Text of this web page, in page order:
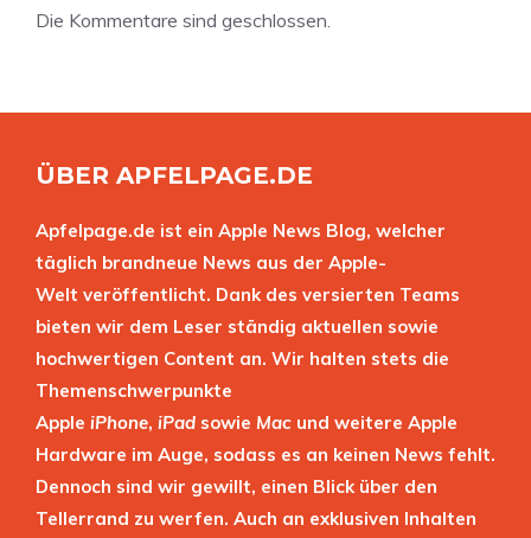
Die Kommentare sind geschlossen.
ÜBER APFELPAGE.DE
Apfelpage.de ist ein Apple News Blog, welcher
täglich brandneue News aus der Apple-
Welt veröffentlicht. Dank des versierten Teams
bieten wir dem Leser ständig aktuellen sowie
hochwertigen Content an. Wir halten stets die
Themenschwerpunkte
Apple iPhone, iPad sowie Mac und weitere Apple
Hardware im Auge, sodass es an keinen News fehlt.
Dennoch sind wir gewillt, einen Blick über den
Tellerrand zu werfen. Auch an exklusiven Inhalten